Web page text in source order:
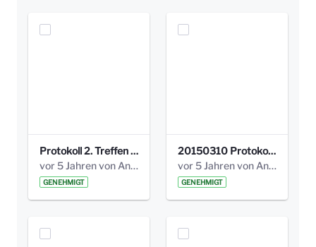
Protokoll 2. Treffen 20140315 AG Bismarckplatz.pdf
vor 5 Jahren von Anni Schlumberger
GENEHMIGT
20150310 Protokoll Bismarckplatz_UrbanG_02.pdf
vor 5 Jahren von Anni Schlumberger
GENEHMIGT